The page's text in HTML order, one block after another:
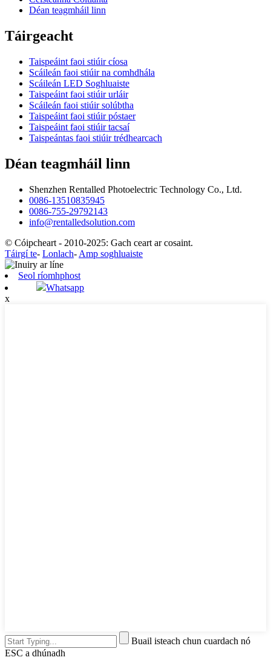
Déan teagmháil linn
Táirgeacht
Taispeáint faoi stiúir cíosa
Scáileán faoi stiúir na comhdhála
Scáileán LED Soghluaiste
Taispeáint faoi stiúir urláir
Scáileán faoi stiúir solúbtha
Taispeáint faoi stiúir póstaer
Taispeáint faoi stiúir tacsaí
Taispeántas faoi stiúir trédhearcach
Déan teagmháil linn
Shenzhen Rentalled Photoelectric Technology Co., Ltd.
0086-13510835945
0086-755-29792143
info@rentalledsolution.com
© Cóipcheart - 2010-2025: Gach ceart ar cosaint.
Táirgí te- Lonlach- Amp soghluaiste
Seol ríomhphost
Whatsapp
x
Buail isteach chun cuardach nó
ESC a dhúnadh